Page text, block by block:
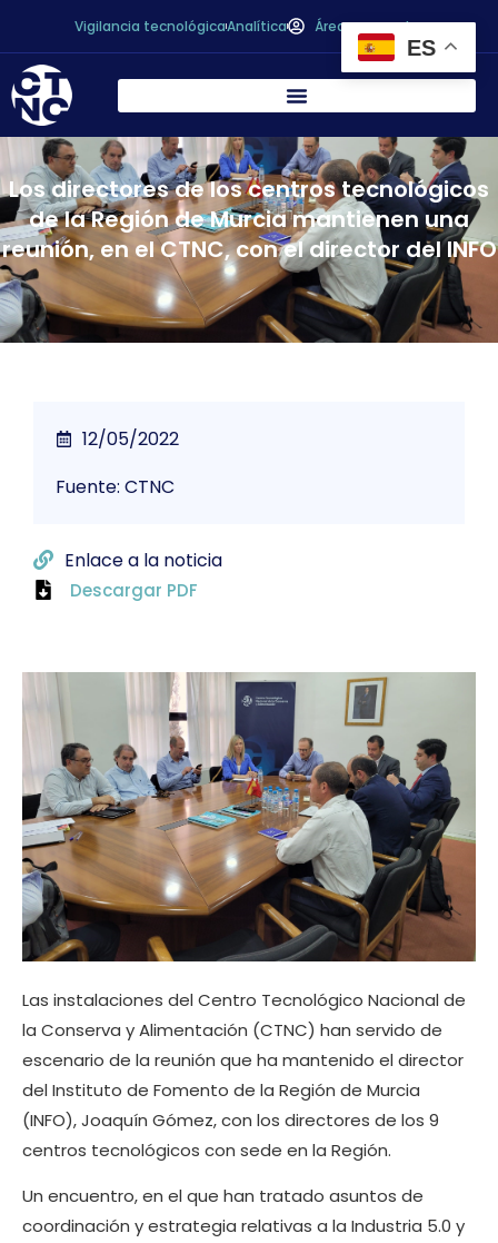
Vigilancia tecnológicaAnalítica Área personal
Los directores de los centros tecnológicos
de la Región de Murcia mantienen una
reunión, en el CTNC, con el director del INFO
Las instalaciones del Centro Tecnológico Nacional de
la Conserva y Alimentación (CTNC) han servido de
escenario de la reunión que ha mantenido el director
del Instituto de Fomento de la Región de Murcia
(INFO), Joaquín Gómez, con los directores de los 9
centros tecnológicos con sede en la Región.
Un encuentro, en el que han tratado asuntos de
coordinación y estrategia relativas a la Industria 5.0 y
12/05/2022
Fuente: CTNC
Enlace a la noticia
Descargar PDF
ES